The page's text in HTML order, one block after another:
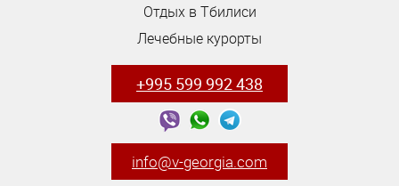
Отдых в Тбилиси
Лечебные курорты
+995 599 992 438
info@v-georgia.com